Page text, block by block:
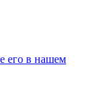
его в нашем